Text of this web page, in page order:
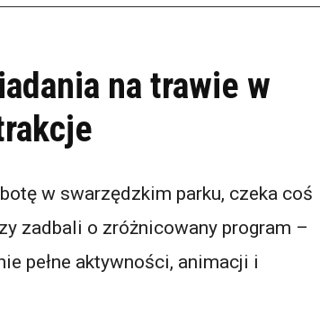
na trawie w
w swarzędzkim parku, czeka coś
zadbali o zróżnicowany program –
pełne aktywności, animacji i